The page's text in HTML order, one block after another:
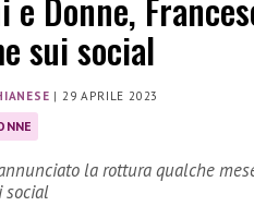
e Donne,
sui social
|29 APRILE 2023
la rottura qualche
social